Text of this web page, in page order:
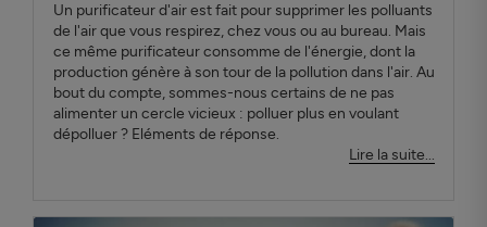
Un purificateur d'air est fait pour supprimer les polluants
de l'air que vous respirez, chez vous ou au bureau. Mais
ce même purificateur consomme de l'énergie, dont la
production génère à son tour de la pollution dans l'air. Au
bout du compte, sommes-nous certains de ne pas
alimenter un cercle vicieux : polluer plus en voulant
dépolluer ? Eléments de réponse.
Lire la suite...